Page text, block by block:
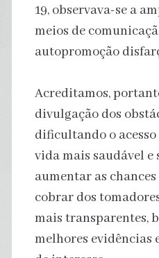
19, observava-se a
meios de
autopromoção
Acreditamos,
divulgação dos
dificultando o
vida mais saudável
aumentar as
cobrar dos
mais transparentes,
melhores evidências